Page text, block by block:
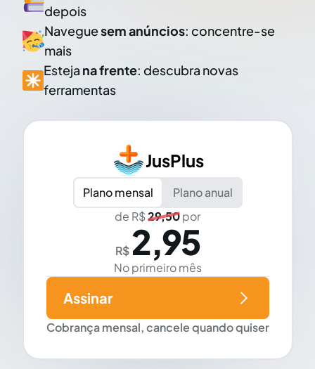
depois
Naveguesem anúncios: concentre-se
mais
Esteja na frente: descubra novas
ferramentas
JusPlus
Plano mensal
Plano anual
de R$29,50por
R$ 2,95
No primeiro mês
Cobrança mensal, cancele quando quiser
Assinar